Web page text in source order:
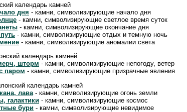
календарь камней
дня - камни, символизирующие начало дня
- камни, символизирующие светлое время суток
- камни, символизирующие окончание дня
- камни, символизирующие отдых и темную ночь
- камни, символизирующие аномалии света
календарь камней
шторм - камни, символизирующие непогоду, ветер
паром - камни, символизирующие призрачные явления
календарь камней
лава - камни, символизирующие огонь земли
галактики - камни, символизирующие космос
бури - камни, символизирующие невидимое